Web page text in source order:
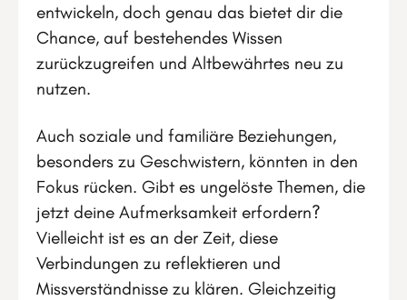
entwickeln, doch genau das bietet dir die
Chance, auf bestehendes Wissen
zurückzugreifen und Altbewährtes neu zu
nutzen.
Auch soziale und familiäre Beziehungen,
besonders zu Geschwistern, könnten in den
Fokus rücken. Gibt es ungelöste Themen, die
jetzt deine Aufmerksamkeit erfordern?
Vielleicht ist es an der Zeit, diese
Verbindungen zu reflektieren und
Missverständnisse zu klären. Gleichzeitig